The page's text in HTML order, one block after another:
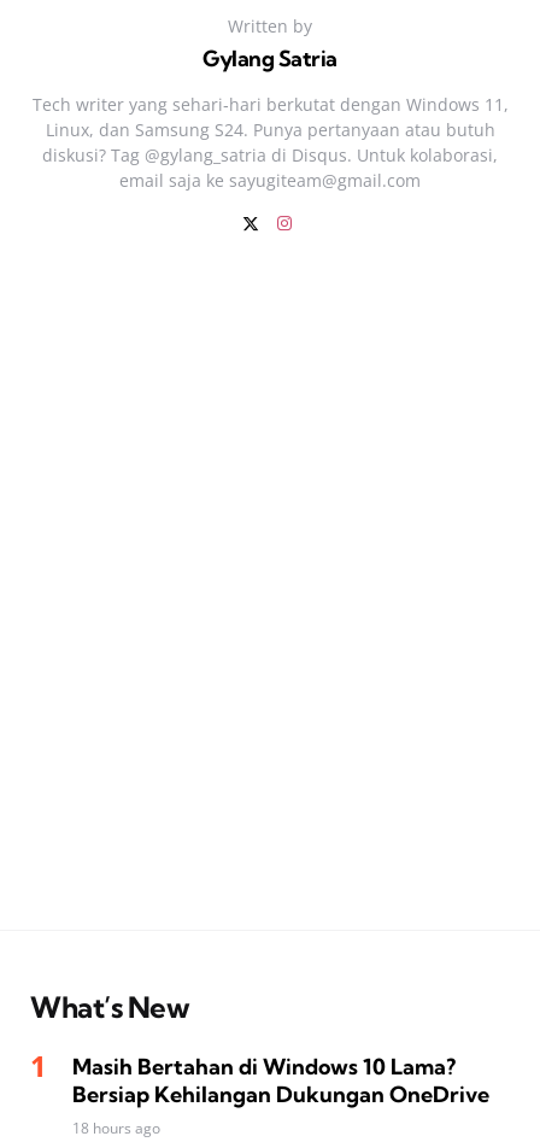
Written by
Gylang Satria
Tech writer yang sehari‑hari berkutat dengan Windows 11,
Linux, dan Samsung S24. Punya pertanyaan atau butuh
diskusi? Tag @gylang_satria di Disqus. Untuk kolaborasi,
email saja ke sayugiteam@gmail.com
What’s New
Masih Bertahan di Windows 10 Lama?
Bersiap Kehilangan Dukungan OneDrive
18 hours ago